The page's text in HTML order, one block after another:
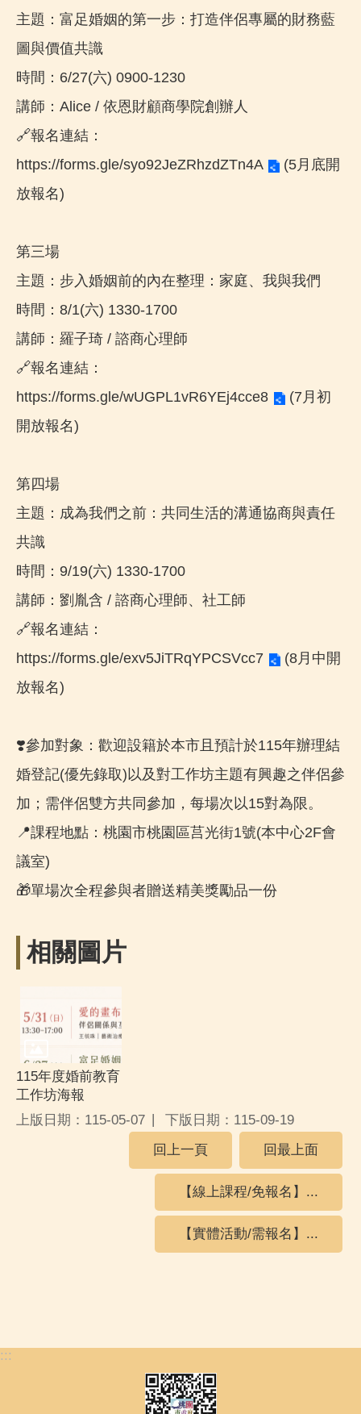
主題：富足婚姻的第一步：打造伴侶專屬的財務藍
圖與價值共識
時間：6/27(六) 0900-1230
講師：Alice / 依恩財顧商學院創辦人
🔗報名連結：
https://forms.gle/syo92JeZRhzdZTn4A
(5月底開
放報名)
第三場
主題：步入婚姻前的內在整理：家庭、我與我們
時間：8/1(六) 1330-1700
講師：羅子琦 / 諮商心理師
🔗報名連結：
https://forms.gle/wUGPL1vR6YEj4cce8
(7月初
開放報名)
第四場
主題：成為我們之前：共同生活的溝通協商與責任
共識
時間：9/19(六) 1330-1700
講師：劉胤含 / 諮商心理師、社工師
🔗報名連結：
https://forms.gle/exv5JiTRqYPCSVcc7
(8月中開
放報名)
❣️參加對象：歡迎設籍於本市且預計於115年辦理結
婚登記(優先錄取)以及對工作坊主題有興趣之伴侶參
加；需伴侶雙方共同參加，每場次以15對為限。
📍課程地點：桃園市桃園區莒光街1號(本中心2F會
議室)
🎁單場次全程參與者贈送精美獎勵品一份
相關圖片
115年度婚前教育
工作坊海報
上版日期：115-05-07
下版日期：115-09-19
回上一頁
回最上面
【線上課程/免報名】...
【實體活動/需報名】...
:::